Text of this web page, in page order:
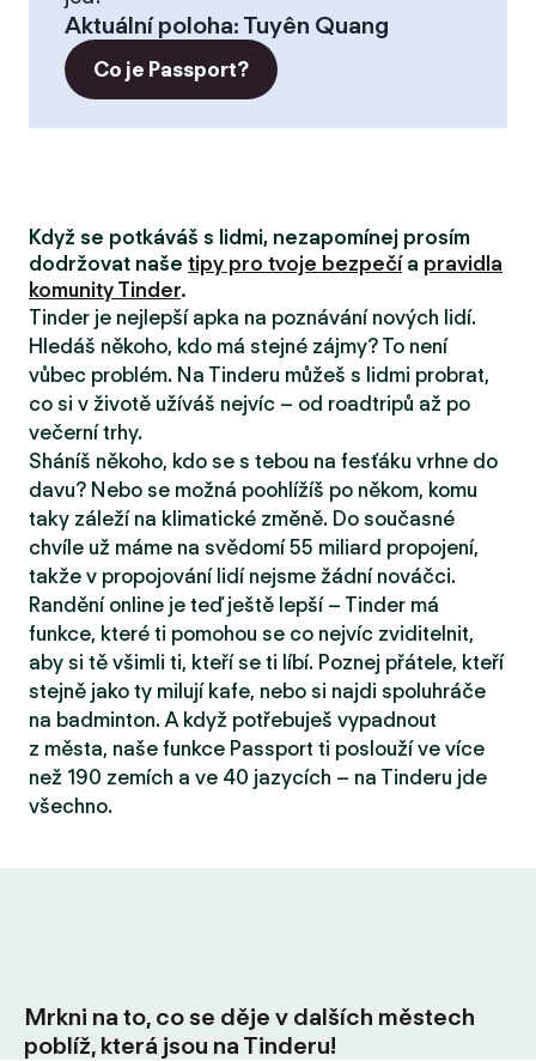
Aktuální poloha: Tuyên Quang
Co je Passport?
Když se potkáváš s lidmi, nezapomínej prosím
dodržovat naše tipy pro tvoje bezpečía pravidla
komunity Tinder.
Tinder je nejlepší apka na poznávání nových lidí.
Hledáš někoho, kdo má stejné zájmy? To není
vůbec problém. Na Tinderu můžeš s lidmi probrat,
co si v životě užíváš nejvíc – od roadtripů až po
večerní trhy.
Sháníš někoho, kdo se s tebou na fesťáku vrhne do
davu? Nebo se možná poohlížíš po někom, komu
taky záleží na klimatické změně. Do současné
chvíle už máme na svědomí 55 miliard propojení,
takže v propojování lidí nejsme žádní nováčci.
Randění online je teď ještě lepší – Tinder má
funkce, které ti pomohou se co nejvíc zviditelnit,
aby si tě všimli ti, kteří se ti líbí. Poznej přátele, kteří
stejně jako ty milují kafe, nebo si najdi spoluhráče
na badminton. A když potřebuješ vypadnout
z města, naše funkce Passport ti poslouží ve více
než 190 zemích a ve 40 jazycích – na Tinderu jde
všechno.
Mrkni na to, co se děje v dalších městech
poblíž, která jsou na Tinderu!